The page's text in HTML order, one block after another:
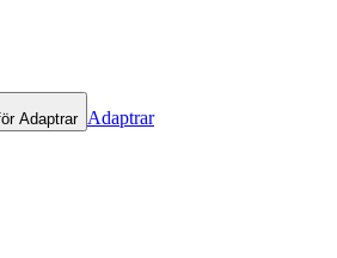
Adaptrar Adaptrar